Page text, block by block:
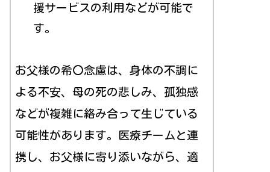
援サービスの利用などが可能で
す。
お父様の希〇念慮は、身体の不調に
よる不安、母の死の悲しみ、孤独感
などが複雑に絡み合って生じている
可能性があります。医療チームと連
携し、お父様に寄り添いながら、適